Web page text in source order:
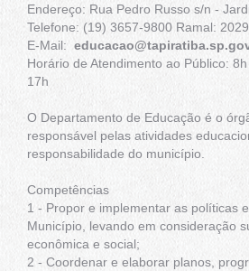
Endereço: Rua Pedro Russo s/n -
Telefone: (19) 3657-9800 Ramal: 2029
E-Mail:
Horário de Atendimento ao Público:
17h
O Departamento de Educação é o
responsável pelas atividades
responsabilidade do município.
Competências
1 - Propor e implementar as políticas
Município, levando em consideração
econômica e social;
2 - Coordenar e elaborar planos,